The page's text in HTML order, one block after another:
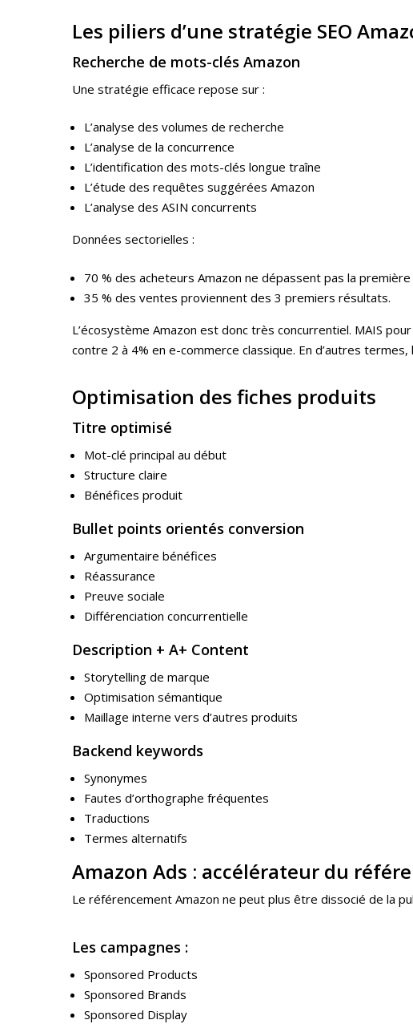
Les piliers d’une stratégie SEO
Recherche de mots-clés Amazon
Une stratégie efficace repose sur :
L’analyse des volumes de recherche
L’analyse de la concurrence
L’identification des mots-clés longue traîne
L’étude des requêtes suggérées Amazon
L’analyse des ASIN concurrents
Données sectorielles :
70 % des acheteurs Amazon ne dépassent pas la première
35 % des ventes proviennent des 3 premiers résultats.
L’écosystème Amazon est donc très concurrentiel. MAIS
contre 2 à 4% en e-commerce classique. En d’autres
Optimisation des fiches produits
Titre optimisé
Mot-clé principal au début
Structure claire
Bénéfices produit
Bullet points orientés conversion
Argumentaire bénéfices
Réassurance
Preuve sociale
Différenciation concurrentielle
Description + A+ Content
Storytelling de marque
Optimisation sémantique
Maillage interne vers d’autres produits
Backend keywords
Synonymes
Fautes d’orthographe fréquentes
Traductions
Termes alternatifs
Amazon Ads : accélérateur du
Le référencement Amazon ne peut plus être dissocié de la
Les campagnes :
Sponsored Products
Sponsored Brands
Sponsored Display